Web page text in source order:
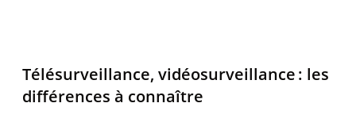
Télésurveillance, vidéosurveillance: les
différences à connaître